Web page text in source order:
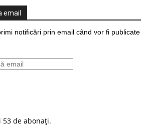
email
notificări prin email când vor fi publicate
de abonați.